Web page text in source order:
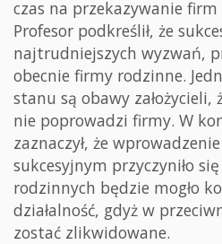
czas na przekazywanie
Profesor podkreślił, że
najtrudniejszych wyzwań,
obecnie firmy rodzinne.
stanu są obawy
nie poprowadzi firmy. W
zaznaczył, że
sukcesyjnym przyczyniło
rodzinnych będzie mogło
działalność, gdyż w
zostać zlikwidowane.